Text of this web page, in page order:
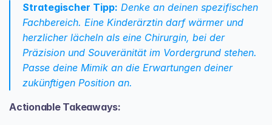
Strategischer Tipp: Denke an deinen spezifischen
Fachbereich. Eine Kinderärztin darf wärmer und
herzlicher lächeln als eine Chirurgin, bei der
Präzision und Souveränität im Vordergrund stehen.
Passe deine Mimik an die Erwartungen deiner
zukünftigen Position an.
Actionable Takeaways: